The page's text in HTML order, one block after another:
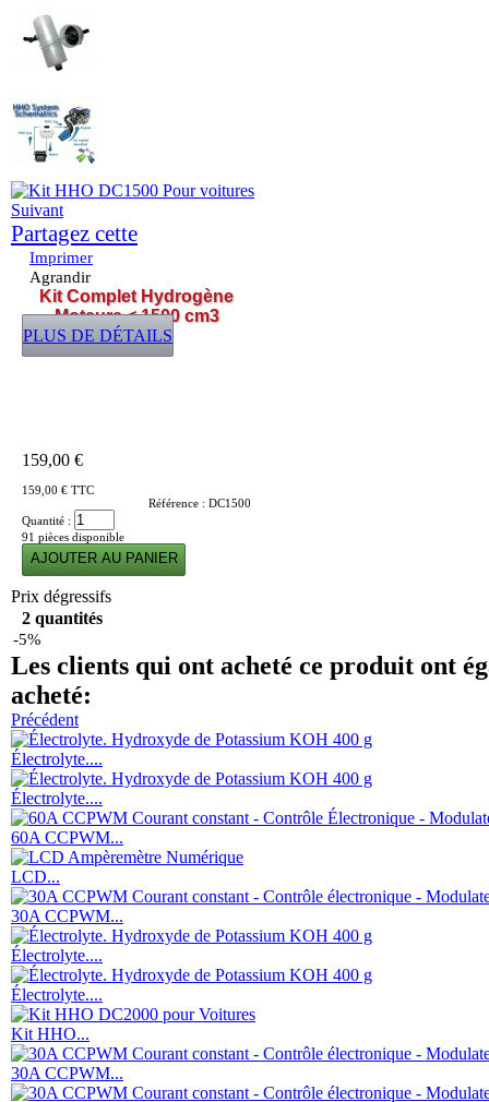
Suivant
Partagez cette
Imprimer
Agrandir
Kit Complet Hydrogène
Moteurs < 1500 cm3
PLUS DE DÉTAILS
159,00 €
159,00 € TTC
Référence : DC1500
Quantité :
91 pièces disponible
Prix dégressifs
2 quantités
-5%
Les clients qui ont acheté ce produit ont
acheté:
Précédent
Électrolyte....
Électrolyte....
60A CCPWM...
LCD...
30A CCPWM...
Électrolyte....
Électrolyte....
Kit HHO...
30A CCPWM...